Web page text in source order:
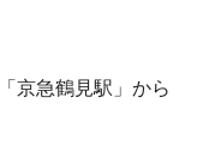
京急鶴見駅」から